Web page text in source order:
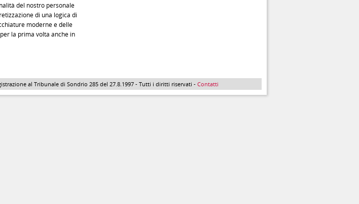
del nostro personale
di una logica di
moderne e delle
la prima volta anche in
al Tribunale di Sondrio 285 del 27.8.1997 - Tutti i diritti riservati - Contatti